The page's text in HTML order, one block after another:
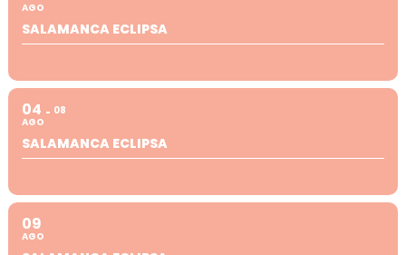
AGO
SALAMANCA ECLIPSA
04
AGO
08
SALAMANCA ECLIPSA
09
AGO